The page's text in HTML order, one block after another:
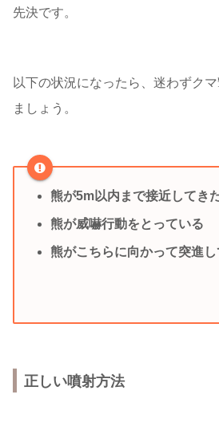
先決です。
以下の状況になったら、迷わずク
ましょう。
熊が5m以内まで接近してき
熊が威嚇行動をとっている
熊がこちらに向かって突進し
正しい噴射方法